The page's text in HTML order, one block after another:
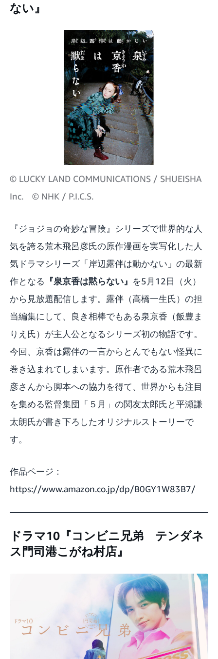
ない』
© LUCKY LAND COMMUNICATIONS / SHUEISHA
Inc. © NHK / P.I.C.S.
『ジョジョの奇妙な冒険』シリーズで世界的な人
気を誇る荒木飛呂彦氏の原作漫画を実写化した人
気ドラマシリーズ「岸辺露伴は動かない」の最新
作となる 『泉京香は黙らない』 を5月12日（火）
から見放題配信します。露伴（高橋一生氏）の担
当編集にして、良き相棒でもある泉京香（飯豊ま
りえ氏）が主人公となるシリーズ初の物語です。
今回、京香は露伴の一言からとんでもない怪異に
巻き込まれてしまいます。原作者である荒木飛呂
彦さんから脚本への協力を得て、世界からも注目
を集める監督集団「５月」の関友太郎氏と平瀬謙
太朗氏が書き下ろしたオリジナルストーリーで
す。
作品ページ：
https://www.amazon.co.jp/dp/B0GY1W83B7/
ドラマ10『コンビニ兄弟 テンダネ
ス門司港こがね村店』